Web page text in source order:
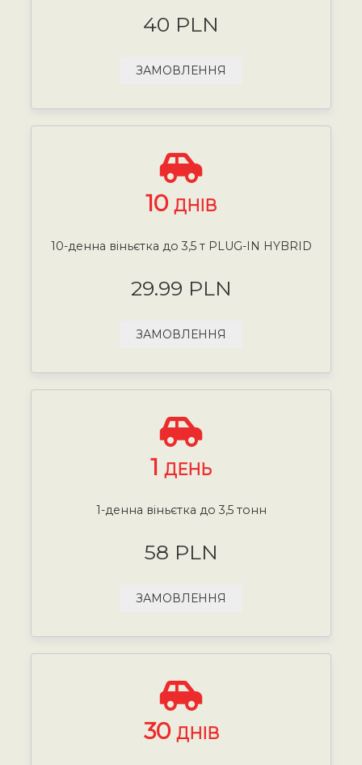
40 PLN
ЗАМОВЛЕННЯ
10 ДНІВ
10-денна віньєтка до 3,5 т PLUG-IN HYBRID
29.99 PLN
ЗАМОВЛЕННЯ
1 ДЕНЬ
1-денна віньєтка до 3,5 тонн
58 PLN
ЗАМОВЛЕННЯ
30 ДНІВ